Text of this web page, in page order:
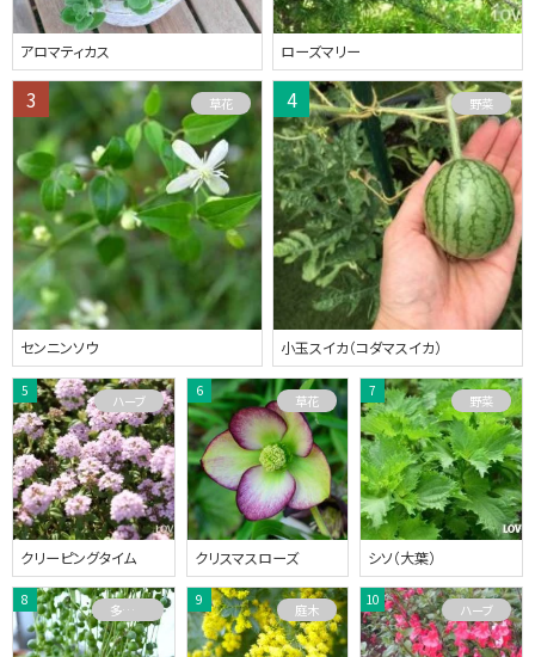
アロマティカス ローズマリー
センニンソウ
草花
小玉スイカ（コダマスイカ）
野菜
クリーピングタイム
ハーブ
クリスマスローズ
草花
シソ（大葉）
野菜
多肉植物 庭木 ハーブ